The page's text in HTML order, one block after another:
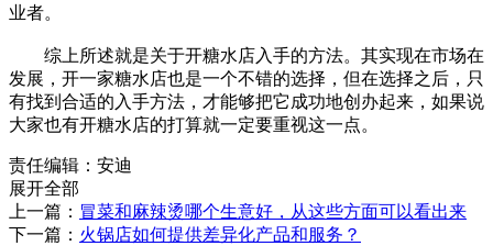
业者。
综上所述就是关于开糖水店入手的方法。其实现在市场在
发展，开一家糖水店也是一个不错的选择，但在选择之后，只
有找到合适的入手方法，才能够把它成功地创办起来，如果说
大家也有开糖水店的打算就一定要重视这一点。
责任编辑：安迪
展开全部
上一篇： 冒菜和麻辣烫哪个生意好，从这些方面可以看出来
下一篇： 火锅店如何提供差异化产品和服务？